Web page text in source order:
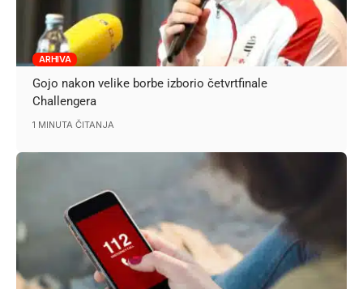
ARHIVA
Gojo nakon velike borbe izborio četvrtfinale
Challengera
1 MINUTA ČITANJA